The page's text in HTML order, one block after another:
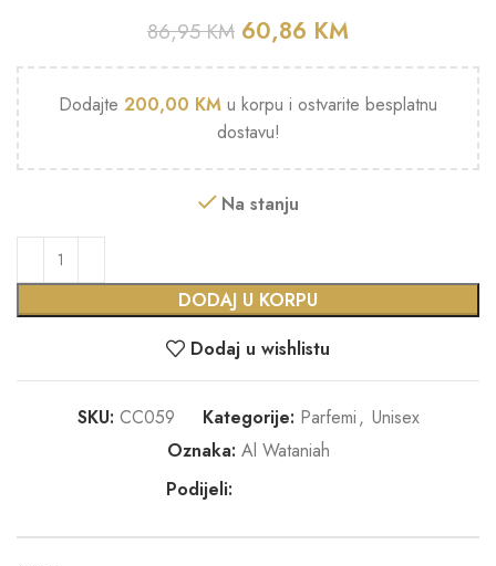
86,95KM 60,86 KM
Dodajte 200,00 KM u korpu i ostvarite besplatnu
dostavu!
Na stanju
DODAJ U KORPU
Dodaj u wishlistu
SKU: CC059 Kategorije: Parfemi, Unisex
Oznaka: Al Wataniah
Podijeli: